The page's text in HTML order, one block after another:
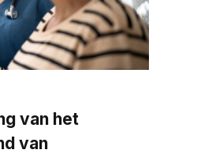
van het
van